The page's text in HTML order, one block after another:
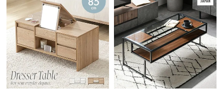
保
証
に
つ
い
て
会
アイデア次第で使い方いろいろ